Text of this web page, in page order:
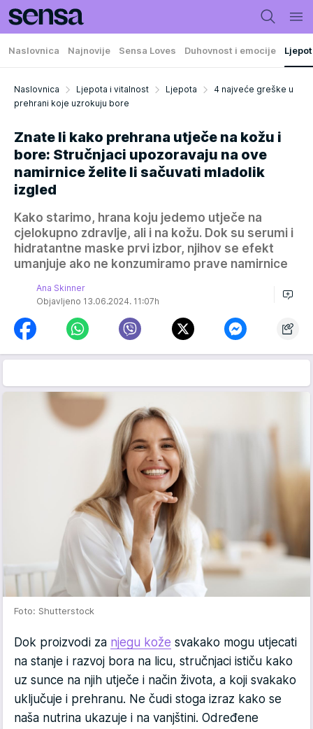
Naslovnica Najnovije Sensa Loves Duhovnost i emocije
Naslovnica Ljepota i vitalnost Ljepota
4 najveće greške u
prehrani koje uzrokuju bore
Znate li kako prehrana utječe na kožu i
bore: Stručnjaci upozoravaju na ove
namirnice želite li sačuvati mladolik
izgled
Kako starimo, hrana koju jedemo utječe na
cjelokupno zdravlje, ali i na kožu. Dok su serumi i
hidratantne maske prvi izbor, njihov se efekt
umanjuje ako ne konzumiramo prave namirnice
Ana Skinner
Objavljeno 13.06.2024. 11:07h
Foto: Shutterstock
Dok proizvodi za njegu kože svakako mogu utjecati
na stanje i razvoj bora na licu, stručnjaci ističu kako
uz sunce na njih utječe i način života, a koji svakako
uključuje i prehranu. Ne čudi stoga izraz kako se
naša nutrina ukazuje i na vanjštini. Određene